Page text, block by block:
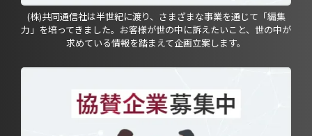
(株)共同通信社は半世紀に渡り、さまざまな事業を通じて「編集
力」を培ってきました。お客様が世の中に訴えたいこと、世の中が
求めている情報を踏まえて企画立案します。